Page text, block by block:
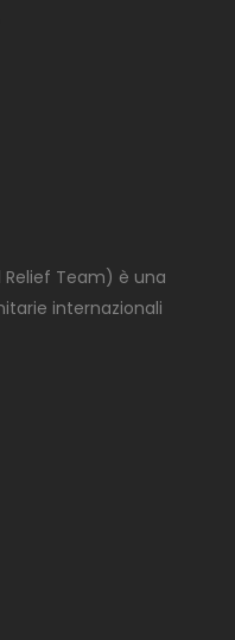
Relief Team) è una
internazionali